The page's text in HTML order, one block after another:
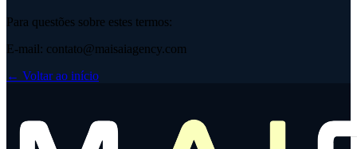
Para questões sobre estes termos:
E-mail: contato@maisaiagency.com
← Voltar ao início